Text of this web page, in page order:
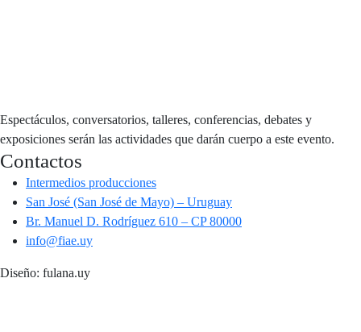
Espectáculos, conversatorios, talleres, conferencias, debates y
exposiciones serán las actividades que darán cuerpo a este evento.
Contactos
Intermedios producciones
San José (San José de Mayo) – Uruguay
Br. Manuel D. Rodríguez 610 – CP 80000
info@fiae.uy
Diseño: fulana.uy